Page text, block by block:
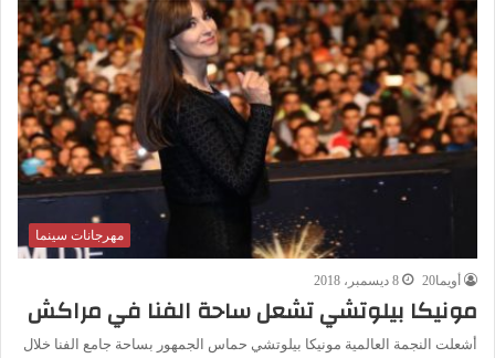
مهرجانات سينما
أويما20 8 ديسمبر، 2018
مونيكا بيلوتشي تشعل ساحة الفنا في مراكش
أشعلت النجمة العالمية مونيكا بيلوتشي حماس الجمهور بساحة جامع الفنا خلال